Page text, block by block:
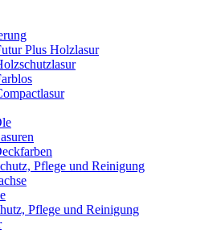
Plus Holzlasur
Pflege und Reinigung
Pflege und Reinigung